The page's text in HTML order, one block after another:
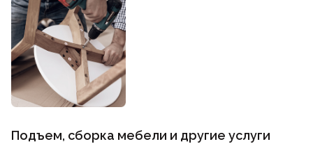
Подъем, сборка мебели и другие услуги